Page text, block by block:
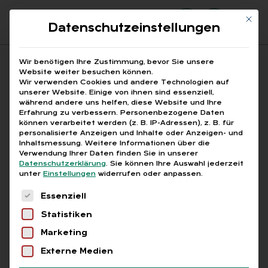
Suchfeld
Suchen
Breadcrumb-Navigation
STARTSEITE § 3C ESTG WERBUNGSKOSTEN
Alle Bei­trä­ge mit dem
Schlag­wort „§ 3c EStG
Wer­bungs­kos­ten“
Mit
Datenschutzeinstellungen
Wir benötigen Ihre Zustimmung, bevor Sie unsere
Website weiter besuchen können.
Wir verwenden Cookies und andere Technologien auf
unserer Website. Einige von ihnen sind essenziell,
während andere uns helfen, diese Website und Ihre
Erfahrung zu verbessern. Personenbezogene Daten
können verarbeitet werden (z. B. IP-Adressen), z. B. für
personalisierte Anzeigen und Inhalte oder Anzeigen- und
Inhaltsmessung. Weitere Informationen über die
Verwendung Ihrer Daten finden Sie in unserer
Datenschutzerklärung. Sie können Ihre Auswahl jederzeit
unter Einstellungen widerrufen oder anpassen.
Es folgt eine Liste der Service-Gruppen, für
Essenziell
Statistiken
Marketing
Externe Medien